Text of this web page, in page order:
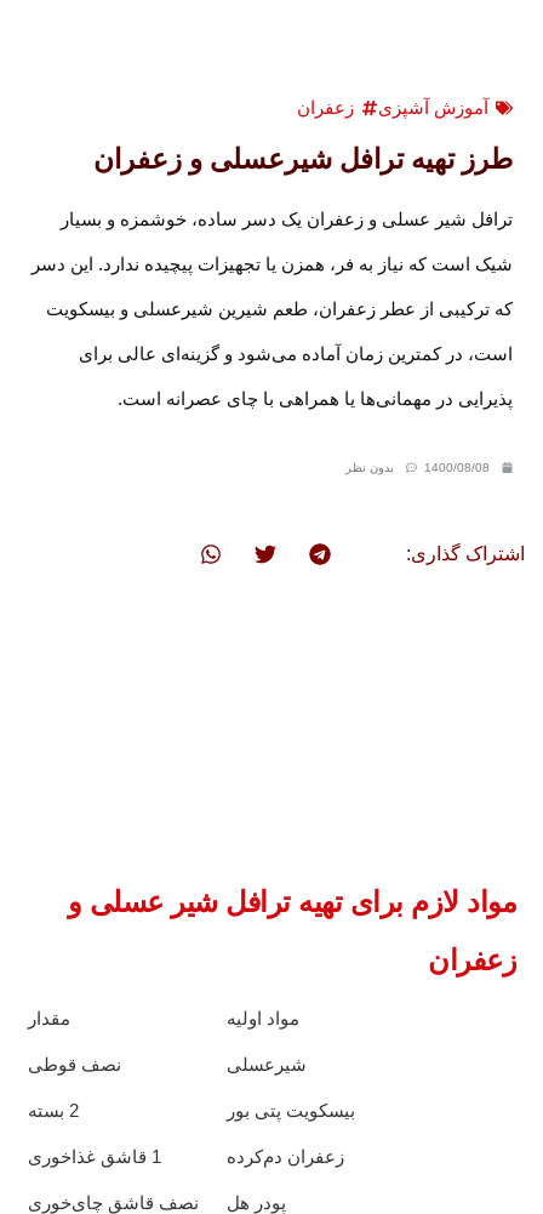
آموزش آشپزی زعفران
طرز تهیه ترافل شیرعسلی و زعفران
ترافل شیر عسلی و زعفران یک دسر ساده، خوشمزه و بسیار
شیک است که نیاز به فر، همزن یا تجهیزات پیچیده ندارد. این دسر
که ترکیبی از عطر زعفران، طعم شیرین شیرعسلی و بیسکویت
است، در کمترین زمان آماده می‌شود و گزینه‌ای عالی برای
پذیرایی در مهمانی‌ها یا همراهی با چای عصرانه است.
1400/08/08 بدون نظر
اشتراک گذاری:
مواد لازم برای تهیه ترافل شیر عسلی و
زعفران
مواد اولیه مقدار
شیرعسلی نصف قوطی
بیسکویت پتی بور 2 بسته
زعفران دم‌کرده 1 قاشق غذاخوری
پودر هل نصف قاشق چای‌خوری